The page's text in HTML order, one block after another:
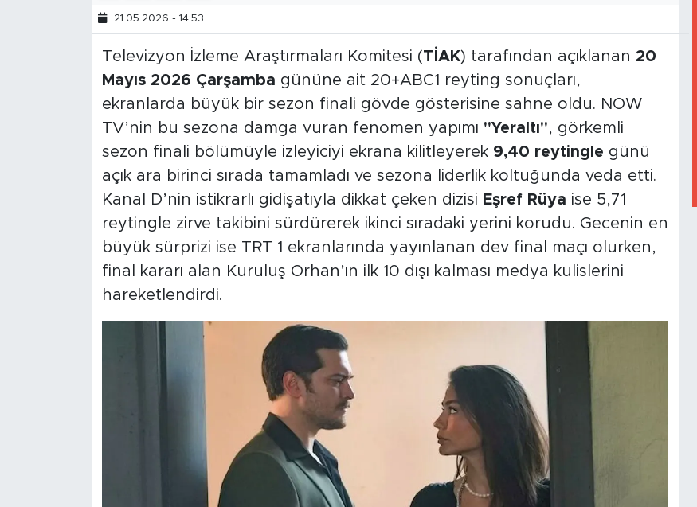
21.05.2026 - 14:53
Televizyon İzleme Araştırmaları Komitesi (TİAK) tarafından açıklanan 20
Mayıs 2026 Çarşamba gününe ait 20+ABC1 reyting sonuçları,
ekranlarda büyük bir sezon finali gövde gösterisine sahne oldu. NOW
TV’nin bu sezona damga vuran fenomen yapımı "Yeraltı", görkemli
sezon finali bölümüyle izleyiciyi ekrana kilitleyerek 9,40 reytingle günü
açık ara birinci sırada tamamladı ve sezona liderlik koltuğunda veda etti.
Kanal D’nin istikrarlı gidişatıyla dikkat çeken dizisi Eşref Rüya ise 5,71
reytingle zirve takibini sürdürerek ikinci sıradaki yerini korudu. Gecenin en
büyük sürprizi ise TRT 1 ekranlarında yayınlanan dev final maçı olurken,
final kararı alan Kuruluş Orhan’ın ilk 10 dışı kalması medya kulislerini
hareketlendirdi.